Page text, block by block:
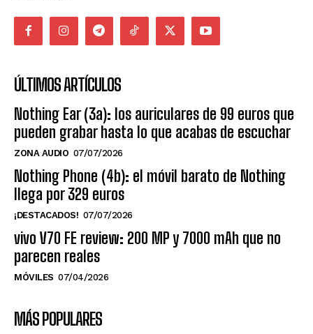
ÚLTIMOS ARTÍCULOS
Nothing Ear (3a): los auriculares de 99 euros que
pueden grabar hasta lo que acabas de escuchar
ZONA AUDIO 07/07/2026
Nothing Phone (4b): el móvil barato de Nothing
llega por 329 euros
¡DESTACADOS! 07/07/2026
vivo V70 FE review: 200 MP y 7000 mAh que no
parecen reales
MÓVILES 07/04/2026
MÁS POPULARES